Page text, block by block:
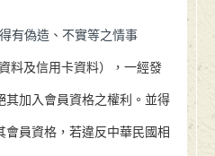
有偽造、不實等之情事
料及信用卡資料），一經發
其加入會員資格之權利。並得
會員資格，若違反中華民國相